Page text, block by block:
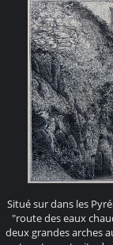
Situé sur dans les
"route des eaux
deux grandes arches